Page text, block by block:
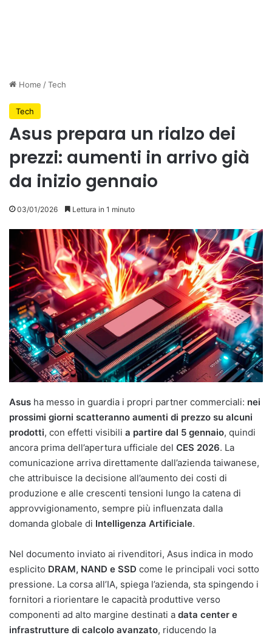
Home /Tech
Tech
Asus prepara un rialzo dei
prezzi: aumenti in arrivo già
da inizio gennaio
03/01/2026 Lettura in 1 minuto
Asus ha messo in guardia i propri partner commerciali: nei
prossimi giorni scatteranno aumenti di prezzo su alcuni
prodotti, con effetti visibili a partire dal 5 gennaio, quindi
ancora prima dell’apertura ufficiale del CES 2026. La
comunicazione arriva direttamente dall’azienda taiwanese,
che attribuisce la decisione all’aumento dei costi di
produzione e alle crescenti tensioni lungo la catena di
approvvigionamento, sempre più influenzata dalla
domanda globale di Intelligenza Artificiale.
Nel documento inviato ai rivenditori, Asus indica in modo
esplicito DRAM, NAND e SSD come le principali voci sotto
pressione. La corsa all’IA, spiega l’azienda, sta spingendo i
fornitori a riorientare le capacità produttive verso
componenti ad alto margine destinati a data center e
infrastrutture di calcolo avanzato, riducendo la